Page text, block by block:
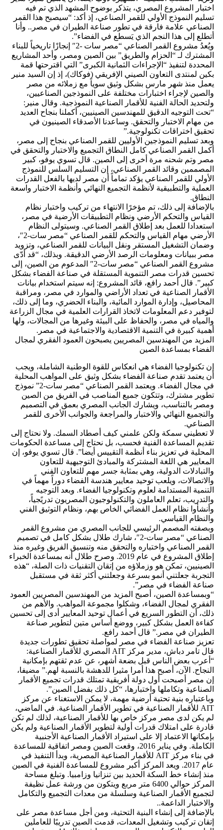
اختبار المشروع المصري، يتذكر بوضوح المشهد الذي تم فيه
تسليم النموذج الأولي للقمر الصناعي، إذ أكد: “سيصبح هذا القمر
الصناعي علامة فارقة في تطور صناعة الطيران في مصر.. وأنا
أتطلع إلى هذا النجم الذي يَسطع في الفضاء”.
ويُعدُ مشروع القمر الصناعي “مصر سات -2″ إنجازًا تاريخياً للبناء
المشترك لـ “الحزام والطريق” بين الصين ومصر، وأحد المشاريع
المحددة لتنفيذ “الإجراءات الثمانية الكبرى” التي اقترحتها قمة
بكين لمنتدى التعاون الصيني الإفريقي (فوكاك)، إذ إن السيد منير
يعمل منذ شهر مارس بشكل وثيق سوياً مع زملائه من مصر
والصين لإجراء اختبارات مختلفة على النموذجين الصناعيين،
ولتحديد الحالة الفنية للأقمار الصناعية النموذجية. وقال منير:
“تحت التوجيه الدقيق للمهندسين الصينيين، أكملنا بنجاح العديد
من مهام الاختبار والتحقق. وساعدنا الأصدقاء الصينيون في
تحقيق اختراقات تكنولوجية.”
وبعد تسليم النموذجين الأوليين للقمر الصناعي بنجاح إلى مصر،
أكمل القمر الصناعي كامل النطاق التجميع والاختبار والتحقق في
مصر وتم شحنه مرة أخرى إلى الصين. قال تسوي يوفو، كبير
المصممين وقائد القمر الصناعي، إن التسليم السلس للنموذج
الأولي للقمر الصناعي يؤكد تماماً أن مصر لديها بالفعل القدرات
العملية والتطبيقية لأنظمة التجميع النهائي وأنظمة الاختبار واسعة
النطاق.
بالإضافة إلى ذلك، تم مؤخرًا الانتهاء من تركيب واختبار نظام
القياس والتحكم الأرضي ونظام التطبيقات الأرضية في مصر،
استعدادا للعمل بعد إطلاق القمر الصناعي. وسيتولى النظام
الأرضي مهام القياس والتحكم للقمر الصناعي “مصر سات-2″،
وضمان التشغيل المستقر ونقل البيانات للقمر الصناعي، وتزويد
مصر ببيانات ومعلومات الرصد الأرضي الدقيقة. وبذلك، “قد أدّى
مشروع القمر الصناعي “مصر سات-2″ المدعوم من الصين، إلى
تحسين قدرات مصر التنموية المستقلة في صناعة الفضاء بشكل
كبير”. قال أحمد رافع، قائد المشروع: إنه سيتم استخدام بيانات
الأقمار الصناعية في تعداد الأراضي والموارد في مصر، ومراقبة
المحاصيل، وإدارة الموارد المائية، والبناء الحضري، وما إلى ذلك،
لتوفير دعم المعلومات لاتخاذ القرارات العلمية في مجال الزراعة
والمياه في مصر، والحفاظ على البيئة وغيرها من المجالات، ولها
أهمية كبيرة في التنمية الاقتصادية والاجتماعية في مصر.
المزيد من المهندسين المصريين يصبحون العمود الفقري لمجال
الفضاء بمساعدة الصين
إن تكنولوجيا الفضاء هي انعكاس للقوة الوطنية الشاملة، ويجب
أن يعتمد تقدم صناعة الفضاء بشكل وثيق على المواهب المحلية
في مجال الفضاء. ويعتمد القمر الصناعي “مصر سات-2” نموذج
تطوير مشترك، وتتكون جميع المناصب في الفريق من الصين
ومصر بالتناسب، ويشارك الجانب المصري بعمق في التصميم
والتجميع النهائي والاختبار والمراجعة والجوانب الأخرى للقمر
الصناعي.
لا تعطيني سمكة ولكن علمني كيف أصطاد السمك. ولا نحتاج إلى
تقديم المساعدة الفنية فحسب، بل نحتاج إلى مساعدة الحكومات
المحلية في تعزيز بناء أنظمة التقييس أيضا”. قال تسوي يوفو، إن
المعايير هي اللغة المشتركة والمبادئ التوجيهية للتعاون
والتبادلات الدولية، وهي بمثابة جسر مهم للتعاون الفني
والاتصالات، ويلعب توحيد معايير هندسة الفضاء دوراً مهماً في
التنمية المستدامة لعلوم وتكنولوجيا الفضاء. وبعد التوجيه
والتدريب، تعلم العاملون والتكنولوجيون المصريون تدريًجياً،
وأنشأوا نظام العمل الفضائي الخاص بهم، ونظام التوثيق الفني
والنظام القياسي.
وبصفته المصمم الرئيسي للجانب المصري من مشروع القمر
الصناعي “مصر سات-2″، شارك طلال بشكل كامل في تصميم
القمر الصناعي واختباره والتحقق منه وتنسيق الفريق وغيره منذ
إطلاق المشروع في عام 2019. وصرح طلال أنه بمساعدة الخبراء
الصينيين، تمكن هو وزملاؤه من إتقان التقنيات ذات الصلة، “هذه
التجربة جعلتني أنمو بسرعة وجعلتني أكثر ثقة في مستقبل
صناعة الفضاء في مصر”.
“وبمساعدة الصين، أصبح المزيد من المهندسين المصريين العمود
الفقري لمجال الفضاء، وشكلوا مجموعة المواهب. والأهم من
ذلك، أن التطور السريع في أعمال توحيد المعايير أدى إلى تحسين
كفاءة العمل بشكل كبير، ووضع أساس متين لتطوير صناعة
الطيران في مصر.” قال أحمد رافع.
تعزيز صناعة الفضاء في مصر لمواصلة تحقيق تطورات جديدة
قال تامر دباش، مدير مركز AIT المصري للأقمار الصناعية:
“أعرب بعض الناس قبل بضعة أشهر، عن عدم ثقتهم بإمكانية
النجاح. الآن، أصبح هذا أمرا مثيرا للدهشة بالنسبة لهم.” مضيفا،
إن مصر أصبحت أول دولة أفريقية تمتلك قدرات تجميع الأقمار
الصناعية وتكاملها واختبارها، “كل ذلك بفضل الصين”.
وباعتباره بنية تحتية أرضية مهمة، لا يمكن الاستغناء عن مركز
AIT للأقمار الصناعية في تطوير الأقمار الصناعية. في الماضي،
لم يكن لدى مصر مركز خاص بها للأقمار الصناعية، لذلك لم تكن
قادرة على امتلاك قدرات أولية لتطوير الأقمار الصناعية ولم يكن
بإمكانها الاعتماد إلا على استيراد الأقمار الصناعية الأجنبية
الكاملة. وفي يناير 2016، وقعت الصين ومصر اتفاقية للمساعدة
في بناء مركز AIT للأقمار الصناعية المصرية، وبدأ التنفيذ في
عام 2017. ويعد المركز أكبر مشروع للمساعدة الفنية في الصين
منذ إنشاء خط السكة الحديد بين تنزانيا وزامبيا. وتبلغ مساحة
المركز حوالي 6400 متر مربع ويتكون من ورشة عمل نظيفة
لتجميع الأقمار الصناعية وسلسلة من معدات التجميع والتكامل
والاختبار الداعمة..
بالإضافة إلى إنشاء البنية التحتية، ومن أجل مساعدة مصر على
إتقان تركيب وتشغيل المعدات، قدمت الصين تدريبًا للعاملين